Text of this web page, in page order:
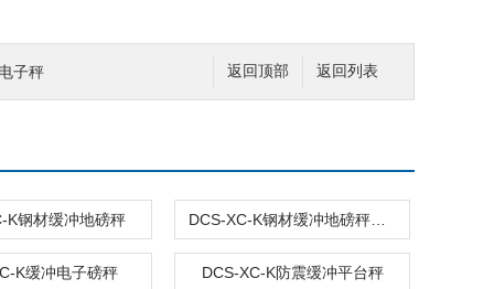
返回列表
返回顶部
子秤
K钢材缓冲地磅秤
K缓冲电子磅秤 DCS-XC-K防震缓冲平台秤